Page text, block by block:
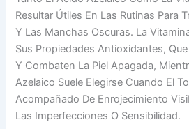
Resultar Útiles En Las Rutinas Para
Y Las Manchas Oscuras. La
Sus Propiedades Antioxidantes,
Y Combaten La Piel Apagada,
Azelaico Suele Elegirse Cuando El
Acompañado De Enrojecimiento
Las Imperfecciones O Sensibilidad.